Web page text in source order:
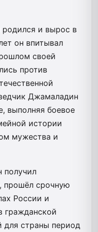
и вырос в
он впитывал
своей
против
Джамаладин
выполняя боевое
истории
мужества и
получил
прошёл срочную
России и
гражданской
для страны период